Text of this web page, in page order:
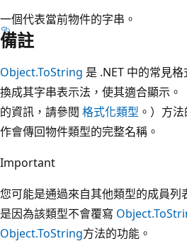
一個代表當前物件的字串。
備註
Object.ToString 是 .NET 中的常見
換成其字串表示法，使其適合顯示。
的資訊，請參閱 格式化類型 。）方
作會傳回物件類型的完整名稱。
Important
您可能是通過來自其他類型的成員列
是因為該類型不會覆寫
Object.ToString方法的功能。